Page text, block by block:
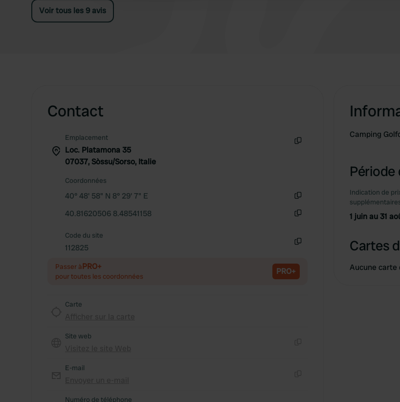
chaude dans les douches et eau tiède aux
lavabos. La plage est calme et le restaurant est
Voir tous les 9 avis
Contact
Emplacement
Loc. Platamona 35
07037, Sòssu/Sorso, Italie
Coordonnées
40° 48' 58" N 8° 29' 7" E
40.81620506 8.48541158
Code du site
112825
Passer àPRO+
pour toutes les coordonnées PRO+
Carte
Site web
E-mail
Numéro de téléphone
Camping
Indication de
1 juin au 31
Cartes
Aucune carte